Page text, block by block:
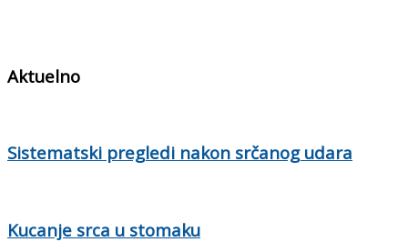
Aktuelno
Sistematski pregledi nakon srčanog udara
Kucanje srca u stomaku